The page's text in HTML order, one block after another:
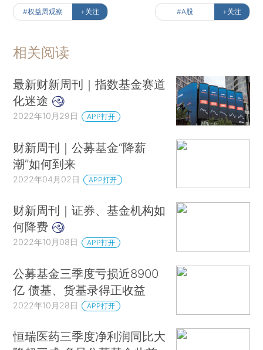
#权益周观察 +关注 #A股 +关注
相关阅读
最新财新周刊｜指数基金赛道
化迷途
2022年10月29日 APP打开
财新周刊｜公募基金“降薪
潮”如何到来
2022年04月02日 APP打开
财新周刊｜证券、基金机构如
何降费
2022年10月08日 APP打开
公募基金三季度亏损近8900
亿 债基、货基录得正收益
2022年10月28日 APP打开
恒瑞医药三季度净利润同比大